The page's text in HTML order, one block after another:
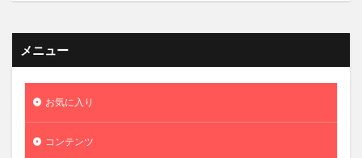
メニュー
お気に入り
コンテンツ